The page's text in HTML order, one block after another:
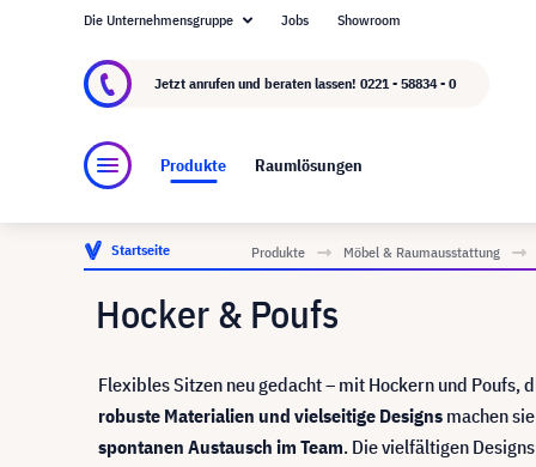
Über visunext.de
Die Unternehmensgruppe Jobs Showroom
Jetzt anrufen und beraten lassen! 0221 - 58834 - 0
Produkte Raumlösungen
Startseite Produkte Möbel & Raumausstattung
Hocker & Poufs
Flexibles Sitzen neu gedacht – mit Hockern und
robuste Materialien und vielseitige Designs machen
spontanen Austausch im Team. Die vielfältigen